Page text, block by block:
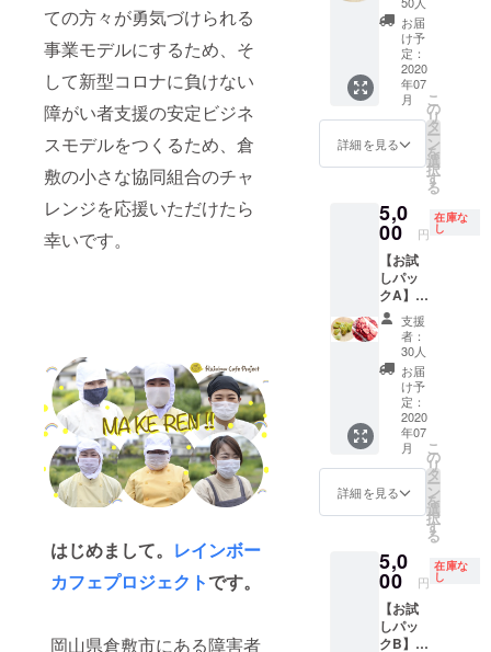
ての方々が勇気づけられる
事業モデルにするため、そ
して新型コロナに負けない
障がい者支援の安定ビジネ
スモデルをつくるため、倉
敷の小さな協同組合のチャ
レンジを応援いただけたら
幸いです。
はじめまして。 レインボー
カフェプロジェクトです。
岡山県倉敷市にある障害者
セット
まとめ
て１箇
所のみ
配送と
なりま
す。
のご相
談・
OEMご
依頼 ・
生産さ
れたご
希望の
果物や
二次加
工のご
依頼
など わ
たした
ちと一
緒に歩
んでく
れる食
品メー
カー
様・販
売会社
様・農
業法人
支援を
お願い
内訳＞
７月；
レイン
ボー
セット
援金
1000円
相当 ※
送料は
含みま
す。
ルーツ
（50グ
ラム）
岡山県
の吉備
高原産
シャイ
ンマス
カット
ていま
す。 ＜
内訳＞
2000
円相当
の商品
＋当事
業の立
ち上げ
予算支
援金
1000円
相当 ※
送料は
含みま
す。
お届
け予
定：
2020
年07
月
詳細を見る
こ
の
リ
タ
ー
ン
を
選
択
す
る
5,0
00 円
在庫な
し
【お試
しパッ
クA】イ
チゴ＋
シャイ
ンマス
カッ
ト 無
添加ド
ライフ
ルーツ
（計70
グラ
ム）
＜内
ゴ】
（30グ
ラム）
岡山県
倉敷市
あき
支援
者：
30人
お届
け予
定：
2020
年07
月
詳細を見る
こ
の
リ
タ
ー
ン
を
選
択
す
る
5,0
00 円
在庫な
し
【お試
しパッ
クB】